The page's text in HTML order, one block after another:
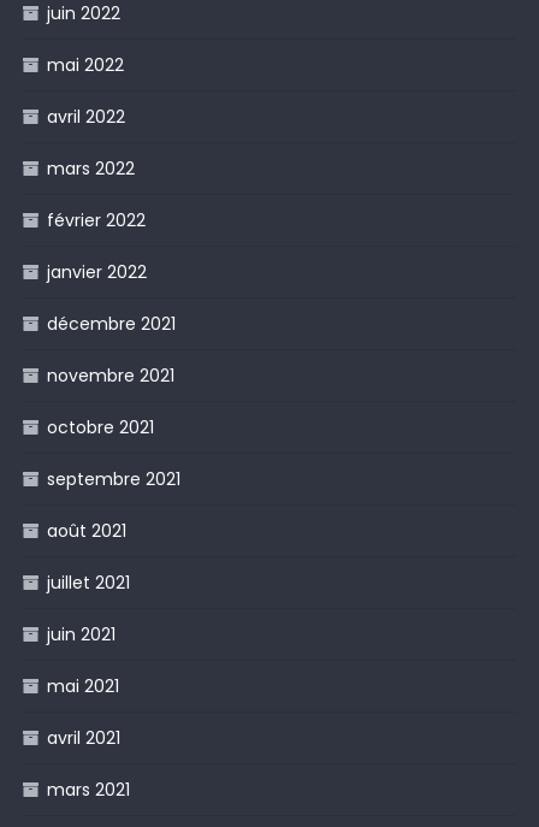
juin 2022
mai 2022
avril 2022
mars 2022
février 2022
janvier 2022
décembre 2021
novembre 2021
octobre 2021
septembre 2021
août 2021
juillet 2021
juin 2021
mai 2021
avril 2021
mars 2021